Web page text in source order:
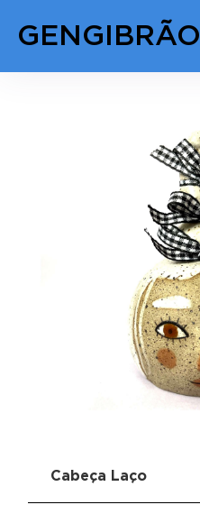
GENGIBRÃO
Cabeça Laço